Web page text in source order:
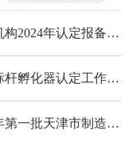
• 【公告通知】关于转发对天津市认定机构2024年认定报备的第一批高新技术企业进行备案的公告
• 【申报通知】关于开展天津港保税区标杆孵化器认定工作的通知
• 【申报预通知】关于做好保税区2025年第一批天津市制造业高质量发展专项资金项目申报工作的预通知